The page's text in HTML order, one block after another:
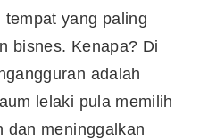
yang paling
bisnes. Kenapa? Di
adalah
lelaki pula memilih
dan meninggalkan